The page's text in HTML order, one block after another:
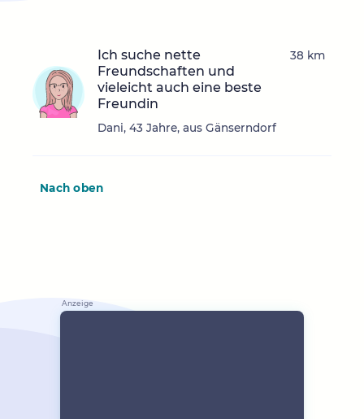
Ich suche nette
Freundschaften und
vieleicht auch eine beste
Freundin
Dani, 43 Jahre, aus Gänserndorf
38 km
Nach oben